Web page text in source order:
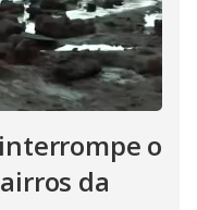
o
da